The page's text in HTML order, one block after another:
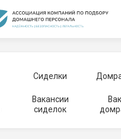
Сиделки
Вакансии
сиделок